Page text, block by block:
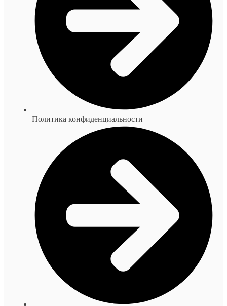
Политика конфиденциальности